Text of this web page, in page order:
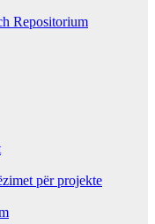
Repositorium
për projekte